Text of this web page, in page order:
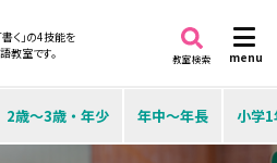
「書く」の4技能を
教室です。
menu
教室検索
2歳～3歳・年少 年中～年長 小学